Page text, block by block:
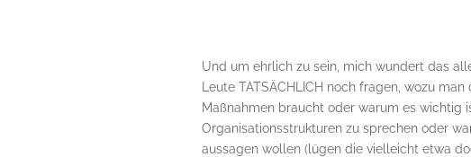
Und um ehrlich zu sein, mich wundert das
Leute TATSÄCHLICH noch fragen, wozu
Maßnahmen braucht oder warum es wichtig
Organisationsstrukturen zu sprechen oder
aussagen wollen (lügen die vielleicht etwa